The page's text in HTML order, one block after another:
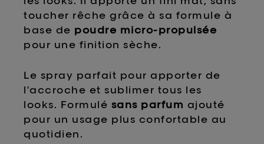
toucher rêche grâce à sa formule à
base de poudre micro-propulsée
pour une finition sèche.
Le spray parfait pour apporter de
l'accroche et sublimer tous les
looks. Formulé sans parfum ajouté
pour un usage plus confortable au
quotidien.